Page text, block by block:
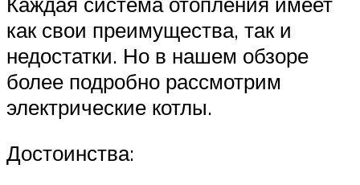
как свои преимущества, так и
недостатки. Но в нашем обзоре
более подробно рассмотрим
электрические котлы.
Достоинства: